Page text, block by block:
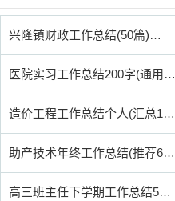
兴隆镇财政工作总结(50篇)…
医院实习工作总结200字(通用…
造价工程工作总结个人(汇总1…
助产技术年终工作总结(推荐6…
高三班主任下学期工作总结5…